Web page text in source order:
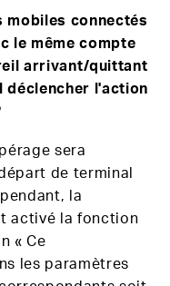
mobiles connectés
le même compte
arrivant/quittant
déclencher l'action
sera
de terminal
la
activé la fonction
« Ce
les paramètres